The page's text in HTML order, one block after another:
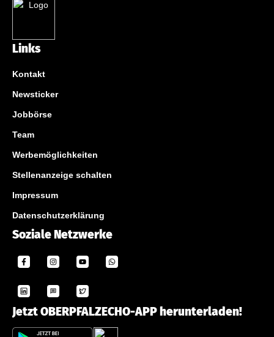
Links
Kontakt
Newsticker
Jobbörse
Team
Werbemöglichkeiten
Stellenanzeige schalten
Impressum
Datenschutzerklärung
Soziale Netzwerke
Jetzt OBERPFALZECHO-APP herunterladen!